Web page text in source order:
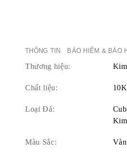
THÔNG TIN BẢO HIỂM & BẢO
Thương hiệu:
Chất liệu:
Loại Đá:
Màu Sắc: